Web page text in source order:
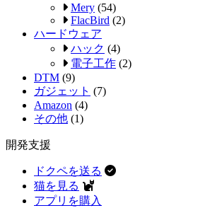
Mery (54)
FlacBird (2)
ハードウェア
ハック (4)
電子工作 (2)
DTM (9)
ガジェット (7)
Amazon (4)
その他 (1)
開発支援
ドクペを送る
猫を見る
アプリを購入